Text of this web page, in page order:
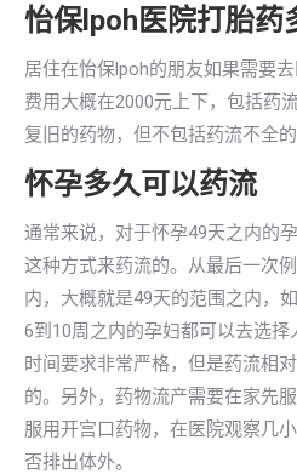
怡保lpoh医院打胎药
居住在怡保lpoh的朋友如果需要
费用大概在2000元上下，包括药
复旧的药物，但不包括药流不全的
怀孕多久可以药流
通常来说，对于怀孕49天之内的
这种方式来药流的。从最后一次
内，大概就是49天的范围之内，
6到10周之内的孕妇都可以去选
时间要求非常严格，但是药流相
的。另外，药物流产需要在家先
服用开宫口药物，在医院观察几
否排出体外。